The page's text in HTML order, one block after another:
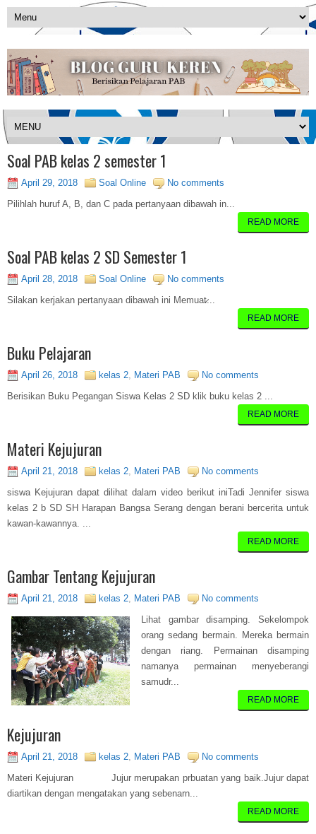
Soal PAB kelas 2 semester 1
April 29, 2018 Soal Online
No comments
Pilihlah huruf A, B, dan C pada pertanyaan dibawah in...
READ MORE
Soal PAB kelas 2 SD Semester 1
April 28, 2018 Soal Online
No comments
Silakan kerjakan pertanyaan dibawah ini Memuat̷...
READ MORE
Buku Pelajaran
April 26, 2018 kelas 2, Materi PAB
No comments
Berisikan Buku Pegangan Siswa Kelas 2 SD klik buku kelas 2 ...
READ MORE
Materi Kejujuran
April 21, 2018 kelas 2, Materi PAB
No comments
siswa Kejujuran dapat dilihat dalam video berikut iniTadi Jennifer siswa
kelas 2 b SD SH Harapan Bangsa Serang dengan berani bercerita untuk
kawan-kawannya. ...
READ MORE
Gambar Tentang Kejujuran
April 21, 2018 kelas 2, Materi PAB
No comments
Lihat gambar disamping. Sekelompok
orang sedang bermain. Mereka bermain
dengan riang. Permainan disamping
namanya permainan menyeberangi
samudr...
READ MORE
Kejujuran
April 21, 2018 kelas 2, Materi PAB
No comments
Materi Kejujuran Jujur merupakan prbuatan yang baik.Jujur dapat
diartikan dengan mengatakan yang sebenarn...
READ MORE